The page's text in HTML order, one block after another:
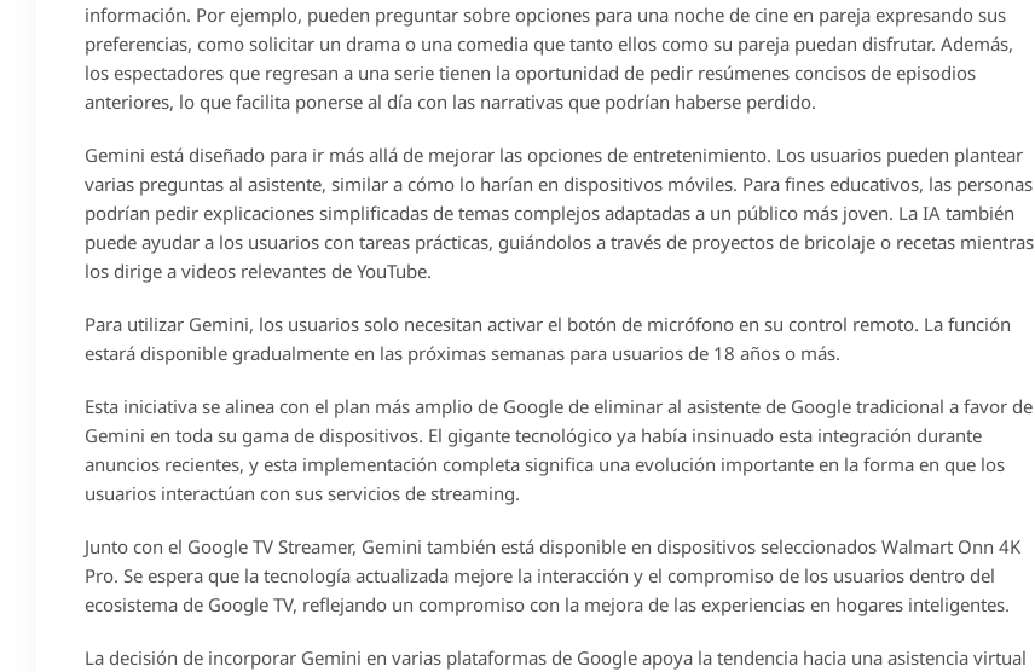
información. Por ejemplo, pueden preguntar sobre opciones para una noche de cine en pareja expresando sus
preferencias, como solicitar un drama o una comedia que tanto ellos como su pareja puedan disfrutar. Además,
los espectadores que regresan a una serie tienen la oportunidad de pedir resúmenes concisos de episodios
anteriores, lo que facilita ponerse al día con las narrativas que podrían haberse perdido.
Gemini está diseñado para ir más allá de mejorar las opciones de entretenimiento. Los usuarios pueden plantear
varias preguntas al asistente, similar a cómo lo harían en dispositivos móviles. Para fines educativos, las personas
podrían pedir explicaciones simplificadas de temas complejos adaptadas a un público más joven. La IA también
puede ayudar a los usuarios con tareas prácticas, guiándolos a través de proyectos de bricolaje o recetas mientras
los dirige a videos relevantes de YouTube.
Para utilizar Gemini, los usuarios solo necesitan activar el botón de micrófono en su control remoto. La función
estará disponible gradualmente en las próximas semanas para usuarios de 18 años o más.
Esta iniciativa se alinea con el plan más amplio de Google de eliminar al asistente de Google tradicional a favor de
Gemini en toda su gama de dispositivos. El gigante tecnológico ya había insinuado esta integración durante
anuncios recientes, y esta implementación completa significa una evolución importante en la forma en que los
usuarios interactúan con sus servicios de streaming.
Junto con el Google TV Streamer, Gemini también está disponible en dispositivos seleccionados Walmart Onn 4K
Pro. Se espera que la tecnología actualizada mejore la interacción y el compromiso de los usuarios dentro del
ecosistema de Google TV, reflejando un compromiso con la mejora de las experiencias en hogares inteligentes.
La decisión de incorporar Gemini en varias plataformas de Google apoya la tendencia hacia una asistencia virtual